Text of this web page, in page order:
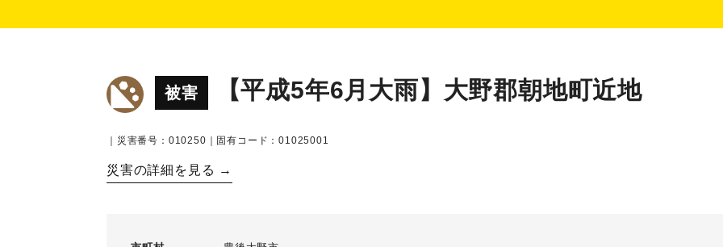
被害 【平成5年6月大雨】大野郡朝地町近地
｜災害番号：010250｜固有コード：01025001
災害の詳細を見る →